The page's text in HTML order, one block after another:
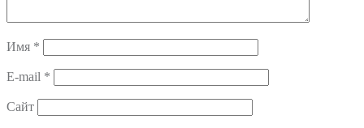
Имя *
E-mail *
Сайт